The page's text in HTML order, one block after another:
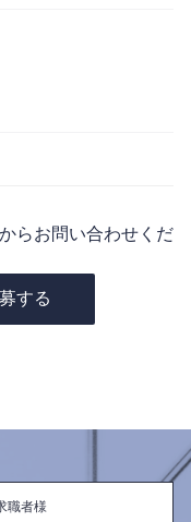
らお問い合わせくだ
する
職者様